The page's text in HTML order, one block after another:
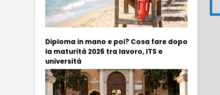
Diploma in mano e poi? Cosa fare dopo
la maturità 2026 tra lavoro, ITS e
università